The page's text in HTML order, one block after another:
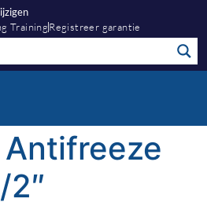
TrainingRegistreer garantie
Antifreeze
2″